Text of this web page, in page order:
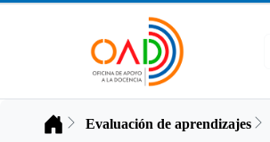
InicioEvaluación de aprendizajes